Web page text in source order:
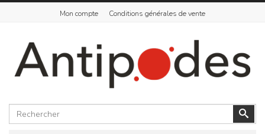
Mon compte Conditions générales de vente
Rechercher